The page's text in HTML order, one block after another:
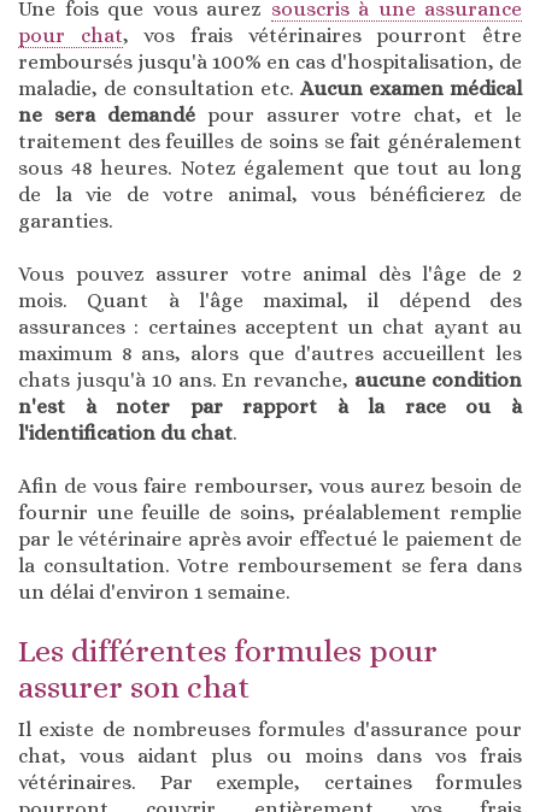
Une fois que vous aurez souscris à une assurance
pour chat, vos frais vétérinaires pourront être
remboursés jusqu'à 100% en cas d'hospitalisation, de
maladie, de consultation etc. Aucun examen médical
ne sera demandépour assurer votre chat, et le
traitement des feuilles de soins se fait généralement
sous 48 heures. Notez également que tout au long
de la vie de votre animal, vous bénéficierez de
garanties.
Vous pouvez assurer votre animal dès l'âge de 2
mois. Quant à l'âge maximal, il dépend des
assurances : certaines acceptent un chat ayant au
maximum 8 ans, alors que d'autres accueillent les
chats jusqu'à 10 ans. En revanche, aucune condition
n'est à noter par rapport à la race ou à
l'identification du chat.
Afin de vous faire rembourser, vous aurez besoin de
fournir une feuille de soins, préalablement remplie
par le vétérinaire après avoir effectué le paiement de
la consultation. Votre remboursement se fera dans
un délai d'environ 1 semaine.
Les différentes formules pour
assurer son chat
Il existe de nombreuses formules d'assurance pour
chat, vous aidant plus ou moins dans vos frais
vétérinaires. Par exemple, certaines formules